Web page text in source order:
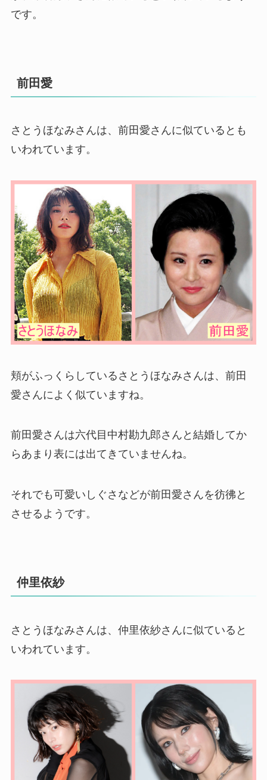
です。
前田愛
さとうほなみさんは、前田愛さんに似ているとも
いわれています。
頬がふっくらしているさとうほなみさんは、前田
愛さんによく似ていますね。
前田愛さんは六代目中村勘九郎さんと結婚してか
らあまり表には出てきていませんね。
それでも可愛いしぐさなどが前田愛さんを彷彿と
させるようです。
仲里依紗
さとうほなみさんは、仲里依紗さんに似ていると
いわれています。